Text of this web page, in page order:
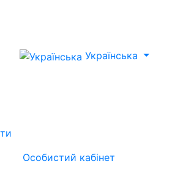
Українська
Особистий кабінет